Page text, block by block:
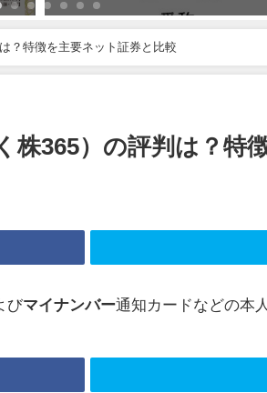
？特徴を主要ネット証券と比較
株365）の評判は？特
びマイナンバー通知カードなどの本